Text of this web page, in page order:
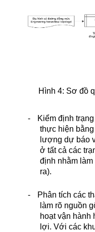
Hình 4: Sơ đồ
-
Kiểm định
thực hiện
lượng dự báo
ở tất cả các
định nhằm làm
ra).
-
Phân tích các
làm rõ nguồn
hoạt vận hành
lợi. Với các